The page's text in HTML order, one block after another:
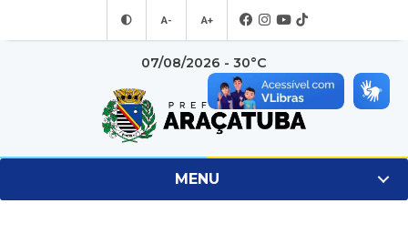
A- A+
07/08/2026 - 30°C
MENU